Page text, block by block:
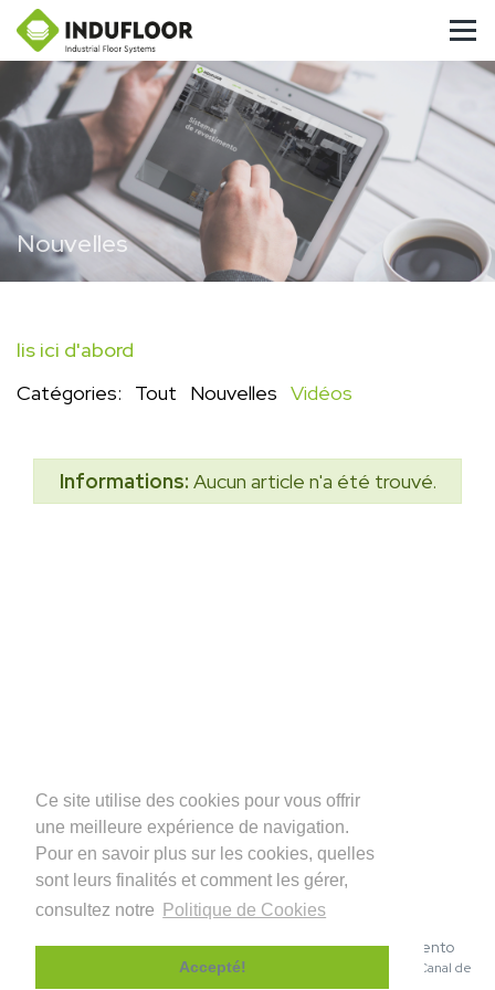
Ce site utilise des cookies pour vous offrir
une meilleure expérience de navigation.
Pour en savoir plus sur les cookies, quelles
sont leurs finalités et comment les gérer,
consultez notre
Politique de Cookies
Accepté!
Nouvelles
lis ici d'abord
Catégories:
Tout Nouvelles Vidéos
Informations: Aucun article n'a été trouvé.
© 2026 INDUFLOOR – Sistemas de Revestimento
Politique de Confidentialité
Canal de